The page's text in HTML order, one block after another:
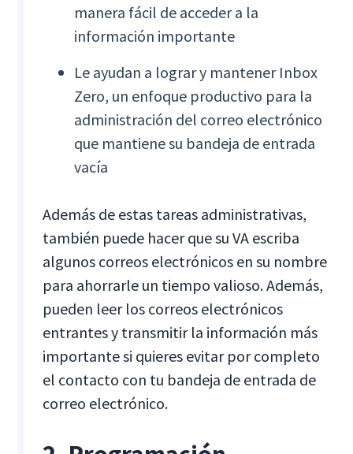
manera fácil de acceder a la
información importante
Le ayudan a lograr y mantener Inbox
Zero, un enfoque productivo para la
administración del correo electrónico
que mantiene su bandeja de entrada
vacía
Además de estas tareas administrativas,
también puede hacer que su VA escriba
algunos correos electrónicos en su nombre
para ahorrarle un tiempo valioso. Además,
pueden leer los correos electrónicos
entrantes y transmitir la información más
importante si quieres evitar por completo
el contacto con tu bandeja de entrada de
correo electrónico.